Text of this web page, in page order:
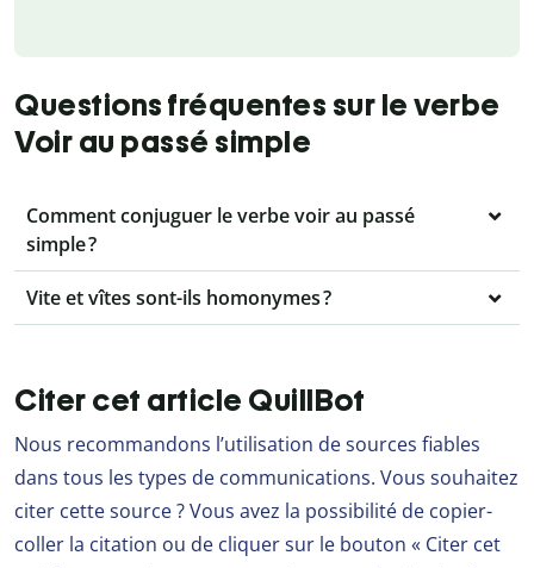
Questions fréquentes sur le verbe
Voir au passé simple
Comment conjuguer le verbe voir au passé
simple ?
Vite et vîtes sont-ils homonymes ?
Citer cet article QuillBot
Nous recommandons l’utilisation de sources fiables
dans tous les types de communications. Vous souhaitez
citer cette source ? Vous avez la possibilité de copier-
coller la citation ou de cliquer sur le bouton « Citer cet